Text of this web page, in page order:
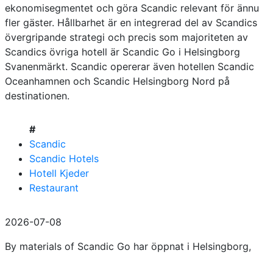
ekonomisegmentet och göra Scandic relevant för ännu
fler gäster. Hållbarhet är en integrerad del av Scandics
övergripande strategi och precis som majoriteten av
Scandics övriga hotell är Scandic Go i Helsingborg
Svanenmärkt. Scandic opererar även hotellen Scandic
Oceanhamnen och Scandic Helsingborg Nord på
destinationen.
#
Scandic
Scandic Hotels
Hotell Kjeder
Restaurant
2026-07-08
By materials of Scandic Go har öppnat i Helsingborg,